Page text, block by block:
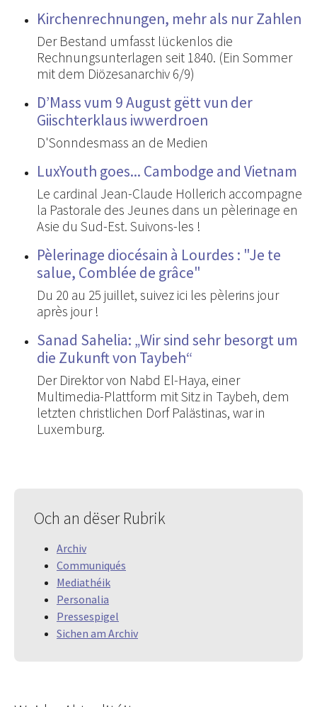
Kirchenrechnungen, mehr als nur Zahlen
Der Bestand umfasst lückenlos die
Rechnungsunterlagen seit 1840. (Ein Sommer
mit dem Diözesanarchiv 6/9)
D’Mass vum 9 August gëtt vun der
Giischterklaus iwwerdroen
D'Sonndesmass an de Medien
LuxYouth goes... Cambodge and Vietnam
Le cardinal Jean-Claude Hollerich accompagne
la Pastorale des Jeunes dans un pèlerinage en
Asie du Sud-Est. Suivons-les !
Pèlerinage diocésain à Lourdes : "Je te
salue, Comblée de grâce"
Du 20 au 25 juillet, suivez ici les pèlerins jour
après jour !
Sanad Sahelia: „Wir sind sehr besorgt um
die Zukunft von Taybeh“
Der Direktor von Nabd El-Haya, einer
Multimedia-Plattform mit Sitz in Taybeh, dem
letzten christlichen Dorf Palästinas, war in
Luxemburg.
Och an dëser Rubrik
Archiv
Communiqués
Mediathéik
Personalia
Pressespigel
Sichen am Archiv